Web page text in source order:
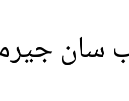
سان